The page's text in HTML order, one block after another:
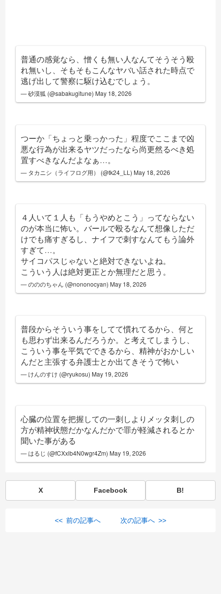
普通の感覚なら、憎くも無い人なんてそうそう殴
れ無いし、そもそもこんなヤバい話された時点で
逃げ出して警察に駆け込むでしょう。
— 砂漠狐 (@sabakugitune) May 18, 2026
つーか「ちょっと乗っかった」程度でここまで凶
悪な行為が出来るヤツだったなら尚更然るべき処
置すべきなんだよなぁ…。
— タカニシ（ライフログ用） (@tk24_LL) May 18, 2026
４人いて１人も「もうやめとこう」ってならない
のが本当に怖い。バールで殴るなんて想像しただ
けでも痛すぎるし、ナイフで刺すなんてもう論外
すぎて…。
サイコパスじゃないと絶対できないよね。
こういう人は絶対更正とか無理だと思う。
— のののちゃん (@nononocyan) May 18, 2026
普段からそういう事をしてて慣れてるから、何と
も思わず出来るんだろうか。と考えてしまうし、
こういう事を平気でできるから、精神がおかしい
んだと主張する弁護士とか出てきそうで怖い
— けんのすけ (@ryukosu) May 19, 2026
心臓の位置を把握しての一刺しよりメッタ刺しの
方が精神状態だかなんだかで罪が軽減されるとか
聞いた事がある
— はるじ (@fCXxlb4N0wgr4Zm) May 19, 2026
X Facebook B!
<< 前の記事へ 次の記事へ >>